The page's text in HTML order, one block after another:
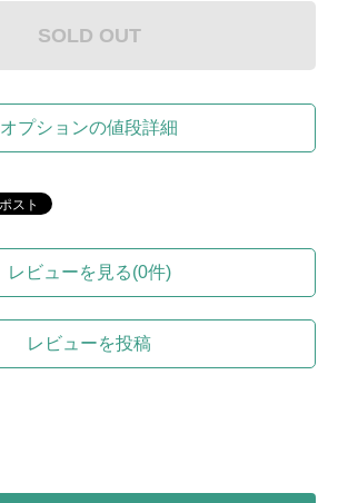
SOLD OUT
オプションの値段詳細
レビューを見る(0件)
レビューを投稿